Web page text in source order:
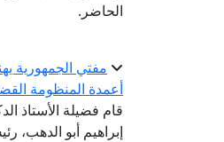
الحاضر.
مفتي الجمهورية
أعمدة المنظومة
قام فضيلة الأستاذ
إبراهيم أبو الدهب،